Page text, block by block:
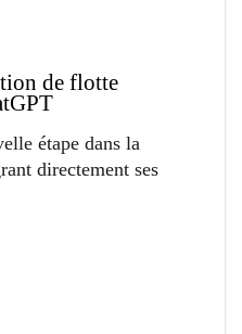
de flotte
étape dans la
directement ses